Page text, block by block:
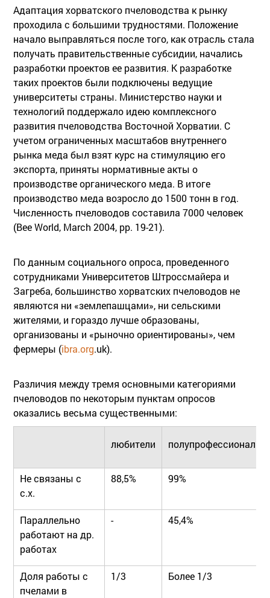
Адаптация хорватского пчеловодства к рынку
проходила с большими трудностями. Положение
начало выправляться после того, как отрасль стала
получать правительственные субсидии, начались
разработки проектов ее развития. К разработке
таких проектов были подключены ведущие
университеты страны. Министерство науки и
технологий поддержало идею комплексного
развития пчеловодства Восточной Хорватии. С
учетом ограниченных масштабов внутреннего
рынка меда был взят курс на стимуляцию его
экспорта, приняты нормативные акты о
производстве органического меда. В итоге
производство меда возросло до 1500 тонн в год.
Численность пчеловодов составила 7000 человек
(Bee World, March 2004, pp. 19-21).
По данным социального опроса, проведенного
сотрудниками Университетов Штроссмайера и
Загреба, большинство хорватских пчеловодов не
являются ни «землепашцами», ни сельскими
жителями, и гораздо лучше образованы,
организованы и «рыночно ориентированы», чем
фермеры (ibra.org.uk).
Различия между тремя основными категориями
пчеловодов по некоторым пунктам опросов
оказались весьма существенными:
любители полупрофессионалы
Не связаны с
с.х.
88,5% 99%
Параллельно
работают на др.
работах
- 45,4%
Доля работы с
пчелами в
1/3 Более 1/3